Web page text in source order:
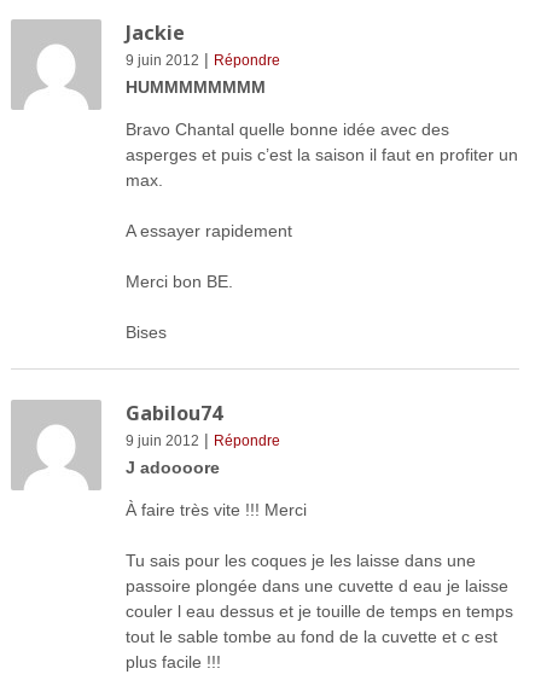
Jackie
9 juin 2012 | Répondre
HUMMMMMMMM
Bravo Chantal quelle bonne idée avec des
asperges et puis c’est la saison il faut en profiter un
max.
A essayer rapidement
Merci bon BE.
Bises
Gabilou74
9 juin 2012 | Répondre
J adoooore
À faire très vite !!! Merci
Tu sais pour les coques je les laisse dans une
passoire plongée dans une cuvette d eau je laisse
couler l eau dessus et je touille de temps en temps
tout le sable tombe au fond de la cuvette et c est
plus facile !!!